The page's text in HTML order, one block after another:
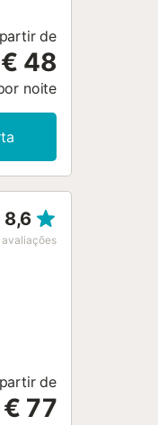
de
€ 48
noite
8,6
avaliações
de
€ 77